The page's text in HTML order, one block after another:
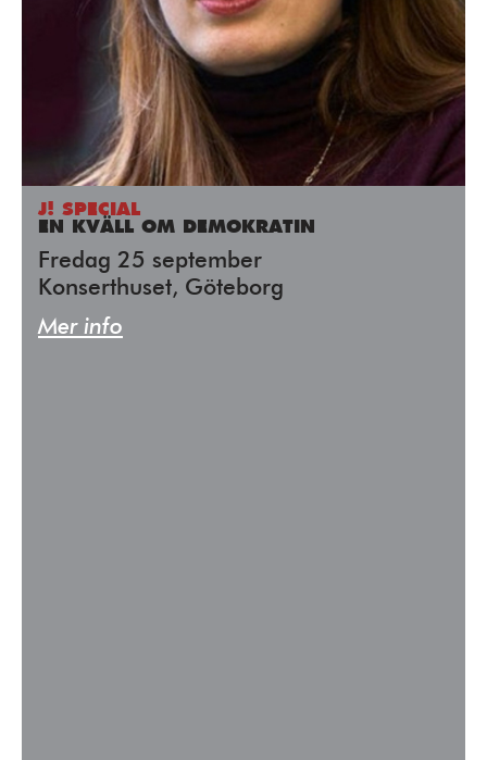
J! SPECIAL
EN KVÄLL OM DEMOKRATIN
Fredag 25 september
Konserthuset, Göteborg
Mer info